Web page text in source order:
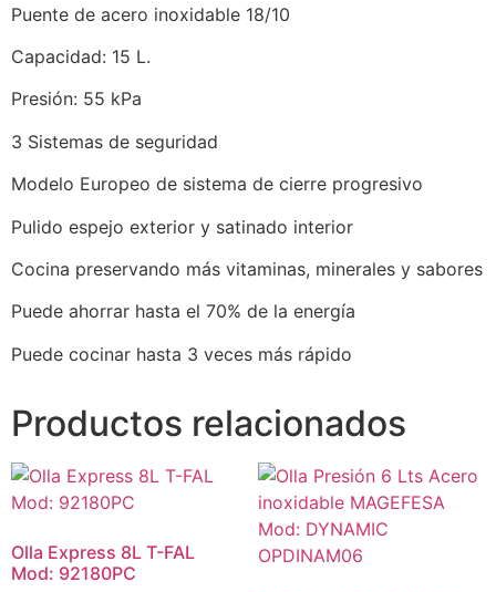
Puente de acero inoxidable 18/10
Capacidad: 15 L.
Presión: 55 kPa
3 Sistemas de seguridad
Modelo Europeo de sistema de cierre progresivo
Pulido espejo exterior y satinado interior
Cocina preservando más vitaminas, minerales y sabores
Puede ahorrar hasta el 70% de la energía
Puede cocinar hasta 3 veces más rápido
Productos relacionados
Olla Express 8L T-FAL
Mod: 92180PC